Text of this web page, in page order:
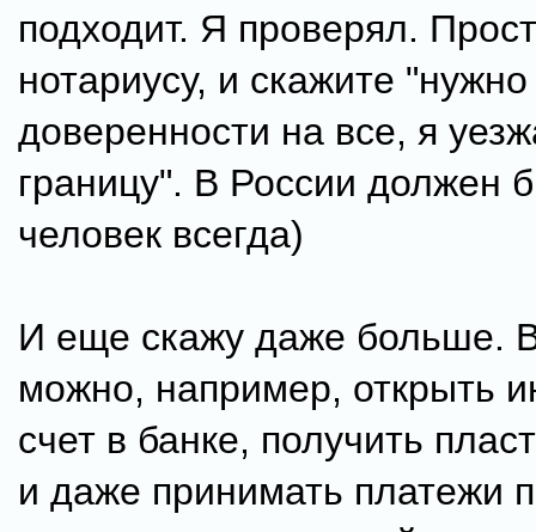
подходит. Я проверял.
нотариусу, и скажите
доверенности на все, я
границу". В России должен
человек всегда)
И еще скажу даже больше.
можно, например, открыть
счет в банке, получить
и даже принимать платежи